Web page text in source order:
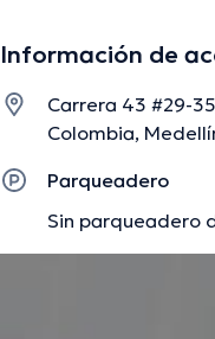
Información de
Carrera 43 #29-
Colombia,
Parqueadero
Sin parqueadero